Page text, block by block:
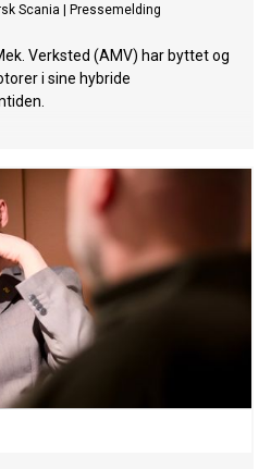
Scania Pressemelding
Verksted (AMV) har byttet og
i sine hybride